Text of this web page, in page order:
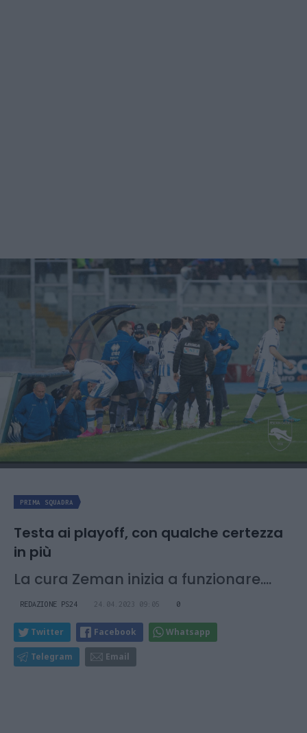
PRIMA SQUADRA
Testa ai playoff, con qualche certezza
in più
La cura Zeman inizia a funzionare....
REDAZIONE PS24 24.04.2023 09:05 0
Twitter Facebook Whatsapp
Telegram Email